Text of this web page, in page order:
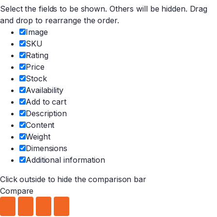
Select the fields to be shown. Others will be hidden. Drag
and drop to rearrange the order.
Image
SKU
Rating
Price
Stock
Availability
Add to cart
Description
Content
Weight
Dimensions
Additional information
Click outside to hide the comparison bar
Compare